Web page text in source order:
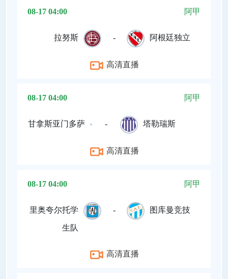
08-17 04:00 阿甲
拉努斯 - 阿根廷独立
高清直播
08-17 04:00 阿甲
甘拿斯亚门多萨 - 塔勒瑞斯
高清直播
08-17 04:00 阿甲
里奥夸尔托学
生队
- 图库曼竞技
高清直播